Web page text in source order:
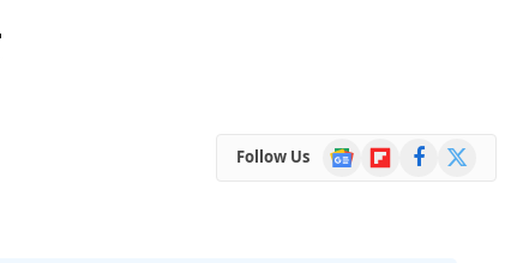
Follow Us
Google
News
FlipboardFacebook